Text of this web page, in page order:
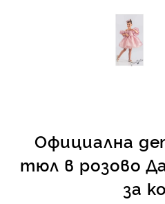
Официална
тюл в розово
за